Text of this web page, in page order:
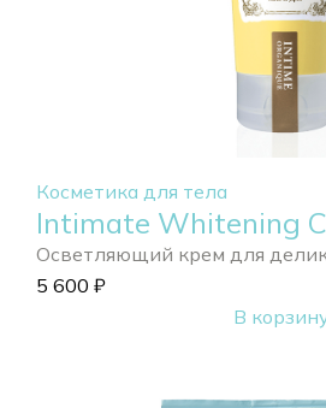
Косметика для тела
Intimate Whitening
Осветляющий крем для
5 600 ₽
В